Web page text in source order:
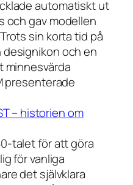
automatiskt ut
och gav modellen
sin korta tid på
designikon och en
minnesvärda
presenterade
– historien om
talet för att göra
för vanliga
det självklara